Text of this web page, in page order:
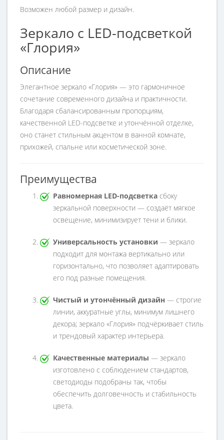
Возможен любой размер и дизайн.
Зеркало с LED-подсветкой
«Глория»
Описание
Элегантное зеркало «Глория» — это гармоничное
сочетание современного дизайна и практичности.
Благодаря сбалансированным пропорциям,
качественной LED-подсветке и утончённой отделке,
оно станет стильным акцентом в ванной комнате,
прихожей, спальне или косметической зоне.
Преимущества
Равномерная LED-подсветка сбоку
зеркальной поверхности — создаёт мягкое
освещение, минимизирует тени и блики.
Универсальность установки — зеркало
подходит для монтажа вертикально или
горизонтально, что позволяет адаптировать
его под разные помещения.
Чистый и утончённый дизайн — строгие
линии, аккуратные углы, минимум лишнего
декора; зеркало «Глория» подчёркивает стиль
и трендовый характер интерьера.
Качественные материалы — зеркало
изготовлено с соблюдением стандартов,
светодиоды подобраны так, чтобы
обеспечить долговечность и стабильность
цвета.